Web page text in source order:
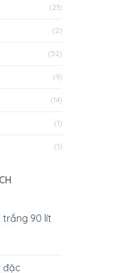
(23)
(2)
(52)
(9)
(14)
(1)
(1)
trắng 90 lít
đặc